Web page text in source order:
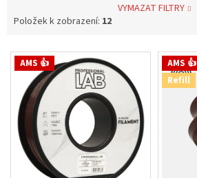
VYMAZAT FILTRY
Položek k zobrazení: 12
V AMS 👍
AMS 👍
Refill